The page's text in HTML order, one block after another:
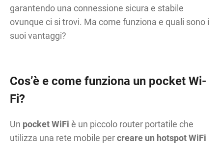
garantendo una connessione sicura e stabile
ovunque ci si trovi. Ma come funziona e quali sono i
suoi vantaggi?
Cos’è e come funziona un pocket Wi-
Fi?
Un pocket WiFi è un piccolo router portatile che
utilizza una rete mobile percreare un hotspot WiFi